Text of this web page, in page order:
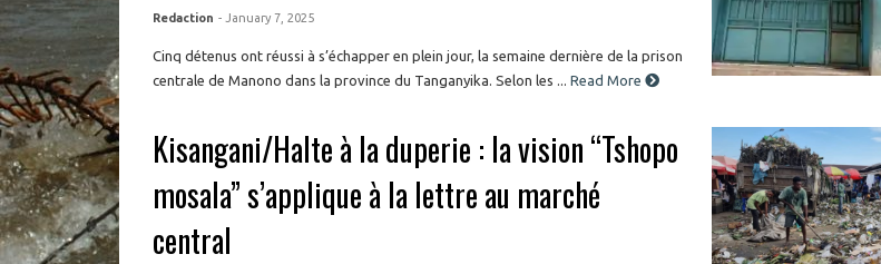
Redaction - January 7, 2025
Cinq détenus ont réussi à s’échapper en plein jour, la semaine dernière de la prison
centrale de Manono dans la province du Tanganyika. Selon les ...
Read More
Kisangani/Halte à la duperie : la vision “Tshopo
mosala” s’applique à la lettre au marché
central